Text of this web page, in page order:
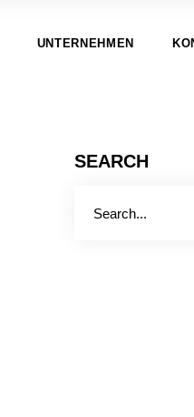
UNTERNEHMEN
SEARCH